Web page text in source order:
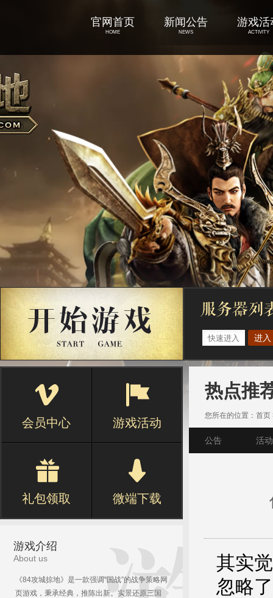
官网首页
HOME
新闻公告
NEWS
游戏活
ACTIVITY
进入
会员中心 游戏活动
礼包领取 微端下载
游戏介绍
About us
《84攻城掠地》是一款强调“国战”的战争策略网
页游戏，秉承经典，推陈出新。实景还原三国
热点推
您所在的位置： 首页
公告 活动
其实
忽略